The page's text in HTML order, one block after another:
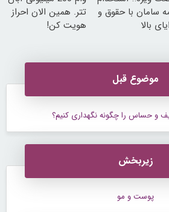
سامان با حقوق و
بالا
تتر. همین الان احراز
هویت کن!
موضوع قبل
و حساس را چگونه نگهداری کنیم؟
زیربخش
پوست و مو